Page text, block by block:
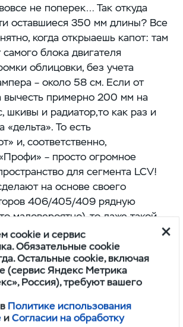
не поперек… Так откуда
оставшиеся 350 мм длины? Все
когда открыаешь капот: там
самого блока двигателя
облицовки, без учета
– ​около 58 см. Если от
вычесть примерно 200 мм на
шкивы и радиатор,то как раз и
«дельта». То есть
и, соответственно,
– ​просто огромное
для сегмента LCV!
на основе своего
406/405/409 рядную
маловероятно), то даже такой
легко поместится под капотом.
увеличенной длины –
вперед относительно
щита кабины. Совсем
колеса спрятаны в
в кабину, как на
С учетом такого
cookie и сервис
Обязательные cookie
Остальные cookie, включая
(сервис Яндекс Метрика
Россия), требуют вашего
Политике использования
иСогласии на обработку